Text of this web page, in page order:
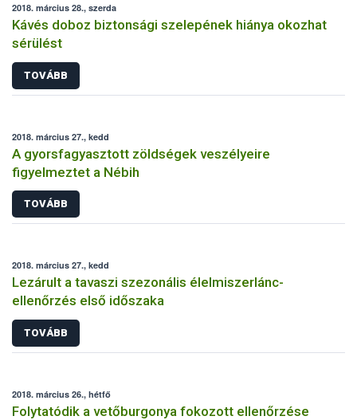
2018. március 28., szerda
Kávés doboz biztonsági szelepének hiánya okozhat
sérülést
TOVÁBB
2018. március 27., kedd
A gyorsfagyasztott zöldségek veszélyeire
figyelmeztet a Nébih
TOVÁBB
2018. március 27., kedd
Lezárult a tavaszi szezonális élelmiszerlánc-
ellenőrzés első időszaka
TOVÁBB
2018. március 26., hétfő
Folytatódik a vetőburgonya fokozott ellenőrzése